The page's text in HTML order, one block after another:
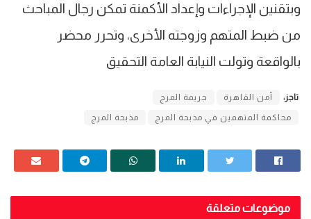
وبتقنين الإجراءات وإعداد الأكمنة تمكن رجال المباحث
من ضبط المتهم وزوجته الأخرى، وتحرر محضر
بالواقعة وتولت النيابة العامة التحقيق
تاجز: أمن القاهرة جريمة المرج
محاكمة المتهمين في مذبحة المرج مذبحة المرج
موضوعات متعلقة